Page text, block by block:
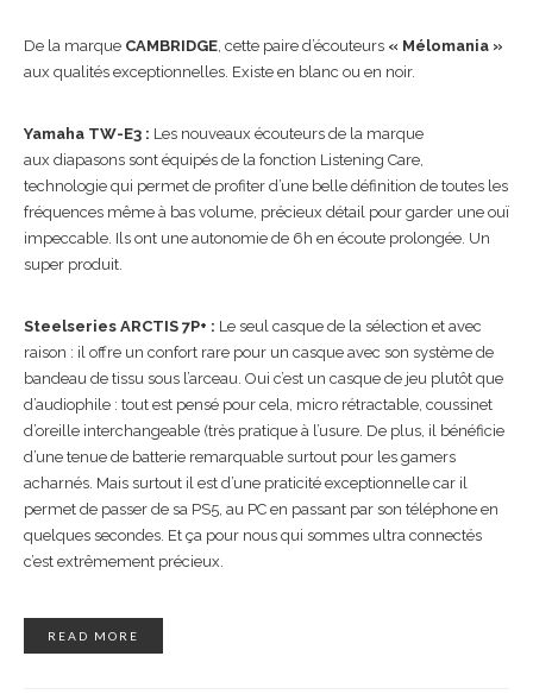
De la marque CAMBRIDGE , cette paire d’écouteurs « Mélomania »
aux qualités exceptionnelles. Existe en blanc ou en noir.
Yamaha TW-E3 : Les nouveaux écouteurs de la marque
aux diapasons sont équipés de la fonction Listening Care,
technologie qui permet de profiter d’une belle définition de toutes les
fréquences même à bas volume, précieux détail pour garder une ouï
impeccable. Ils ont une autonomie de 6h en écoute prolongée. Un
super produit.
Steelseries ARCTIS 7P+ : Le seul casque de la sélection et avec
raison : il offre un confort rare pour un casque avec son système de
bandeau de tissu sous l’arceau. Oui c’est un casque de jeu plutôt que
d’audiophile : tout est pensé pour cela, micro rétractable, coussinet
d’oreille interchangeable (très pratique à l’usure. De plus, il bénéficie
d’une tenue de batterie remarquable surtout pour les gamers
acharnés. Mais surtout il est d’une praticité exceptionnelle car il
permet de passer de sa PS5, au PC en passant par son téléphone en
quelques secondes. Et ça pour nous qui sommes ultra connectés
c’est extrêmement précieux.
READ MORE